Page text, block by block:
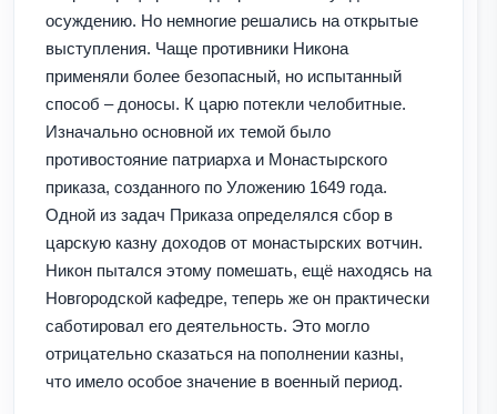
осуждению. Но немногие решались на открытые
выступления. Чаще противники Никона
применяли более безопасный, но испытанный
способ – доносы. К царю потекли челобитные.
Изначально основной их темой было
противостояние патриарха и Монастырского
приказа, созданного по Уложению 1649 года.
Одной из задач Приказа определялся сбор в
царскую казну доходов от монастырских вотчин.
Никон пытался этому помешать, ещё находясь на
Новгородской кафедре, теперь же он практически
саботировал его деятельность. Это могло
отрицательно сказаться на пополнении казны,
что имело особое значение в военный период.